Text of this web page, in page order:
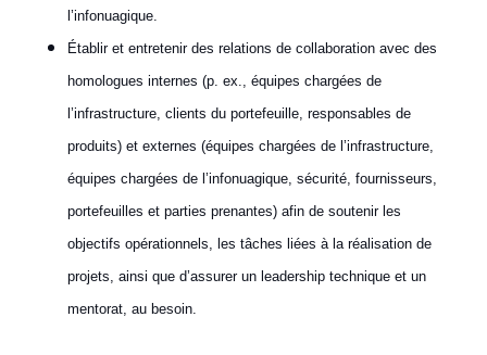
l’infonuagique.
Établir et entretenir des relations de collaboration avec des
homologues internes (p. ex., équipes chargées de
l’infrastructure, clients du portefeuille, responsables de
produits) et externes (équipes chargées de l’infrastructure,
équipes chargées de l’infonuagique, sécurité, fournisseurs,
portefeuilles et parties prenantes) afin de soutenir les
objectifs opérationnels, les tâches liées à la réalisation de
projets, ainsi que d’assurer un leadership technique et un
mentorat, au besoin.